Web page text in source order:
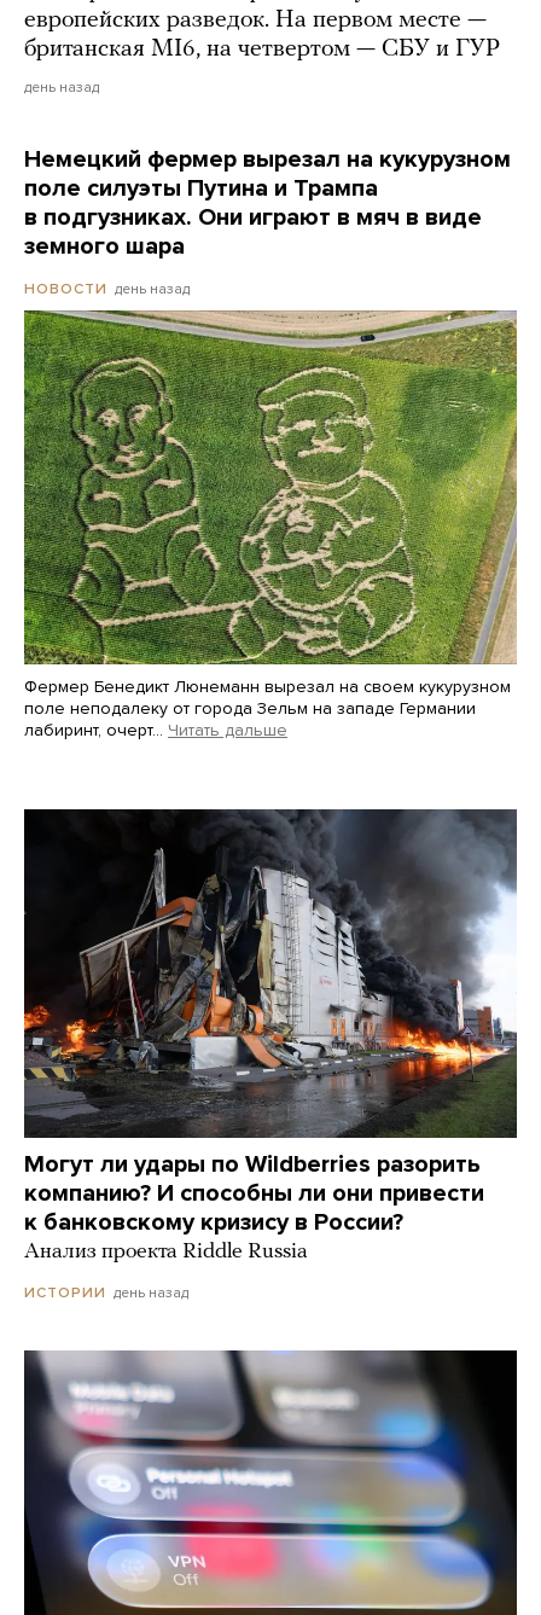
европейских разведок. На первом месте —
британская MI6, на четвертом — СБУ и ГУР
день назад
Немецкий фермер вырезал на кукурузном
поле силуэты Путина и Трампа
в подгузниках. Они играют в мяч в виде
земного шара
НОВОСТИ день назад
Фермер Бенедикт Люнеманн вырезал на своем кукурузном
поле неподалеку от города Зельм на западе Германии
лабиринт, очерт… Читать дальше
Могут ли удары по Wildberries разорить
компанию? И способны ли они привести
к банковскому кризису в России?
Анализ проекта Riddle Russia
ИСТОРИИ день назад